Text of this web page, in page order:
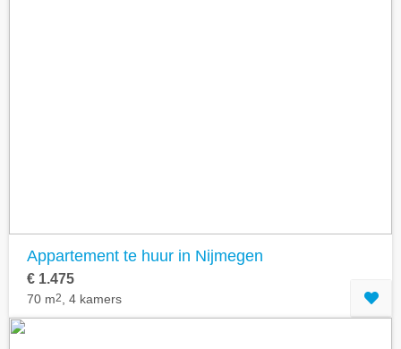
Appartement te huur in Nijmegen
€ 1.475
70 m2 , 4 kamers